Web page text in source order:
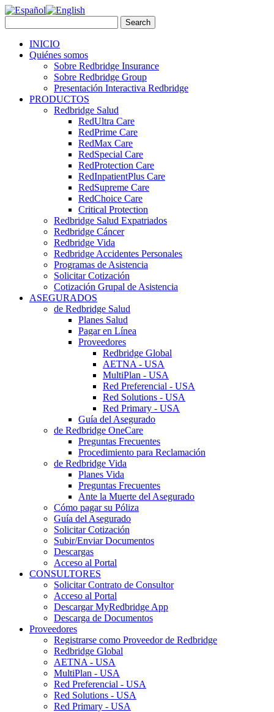
INICIO
Quiénes somos
Sobre Redbridge Insurance
Sobre Redbridge Group
Presentación Interactiva Redbridge
PRODUCTOS
Redbridge Salud
RedUltra Care
RedPrime Care
RedMax Care
RedSpecial Care
RedProtection Care
RedInpatientPlus Care
RedSupreme Care
RedChoice Care
Critical Protection
Redbridge Salud Expatriados
Redbridge Cáncer
Redbridge Vida
Redbridge Accidentes Personales
Programas de Asistencia
Solicitar Cotización
Cotización Grupal de Asistencia
ASEGURADOS
de Redbridge Salud
Planes Salud
Pagar en Línea
Proveedores
Redbridge Global
AETNA - USA
MultiPlan - USA
Red Preferencial - USA
Red Solutions - USA
Red Primary - USA
Guía del Asegurado
de Redbridge OneCare
Preguntas Frecuentes
Procedimiento para Reclamación
de Redbridge Vida
Planes Vida
Preguntas Frecuentes
Ante la Muerte del Asegurado
Cómo pagar su Póliza
Guía del Asegurado
Solicitar Cotización
Subir/Enviar Documentos
Descargas
Acceso al Portal
CONSULTORES
Solicitar Contrato de Consultor
Acceso al Portal
Descargar MyRedbridge App
Descarga de Documentos
Proveedores
Registrarse como Proveedor de Redbridge
Redbridge Global
AETNA - USA
MultiPlan - USA
Red Preferencial - USA
Red Solutions - USA
Red Primary - USA